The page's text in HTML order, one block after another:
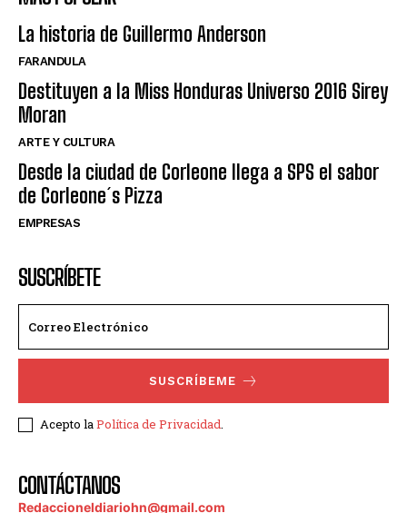
La historia de Guillermo Anderson
FARANDULA
Destituyen a la Miss Honduras Universo 2016 Sirey
Moran
ARTE Y CULTURA
Desde la ciudad de Corleone llega a SPS el sabor
de Corleone´s Pizza
EMPRESAS
SUSCRÍBETE
SUSCRÍBEME
Acepto laPolítica de Privacidad.
CONTÁCTANOS
Redaccioneldiariohn@gmail.com